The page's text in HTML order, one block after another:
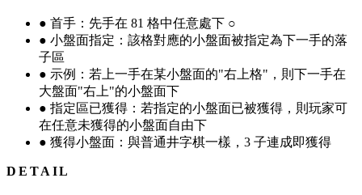
● 首手：先手在 81 格中任意處下 ○
● 小盤面指定：該格對應的小盤面被指定為下一手的落
子區
● 示例：若上一手在某小盤面的"右上格"，則下一手在
大盤面"右上"的小盤面下
● 指定區已獲得：若指定的小盤面已被獲得，則玩家可
在任意未獲得的小盤面自由下
● 獲得小盤面：與普通井字棋一樣，3 子連成即獲得
DETAIL